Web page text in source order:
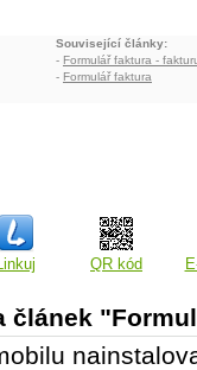
Související články:
- Formulář faktura -
- Formulář faktura
QR kód
článek